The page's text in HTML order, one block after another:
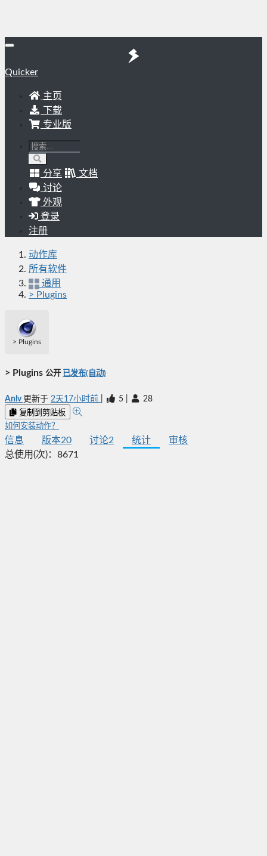
Quicker
主页
下载
专业版
分享
文档
讨论
外观
登录
注册
动作库
所有软件
通用
> Plugins
> Plugins
> Plugins 公开 已发布(自动)
Anlv 更新于 2天17小时前 5 28
复制到剪贴板
如何安装动作？
信息 版本20 讨论2 统计
审核
总使用(次)： 8671